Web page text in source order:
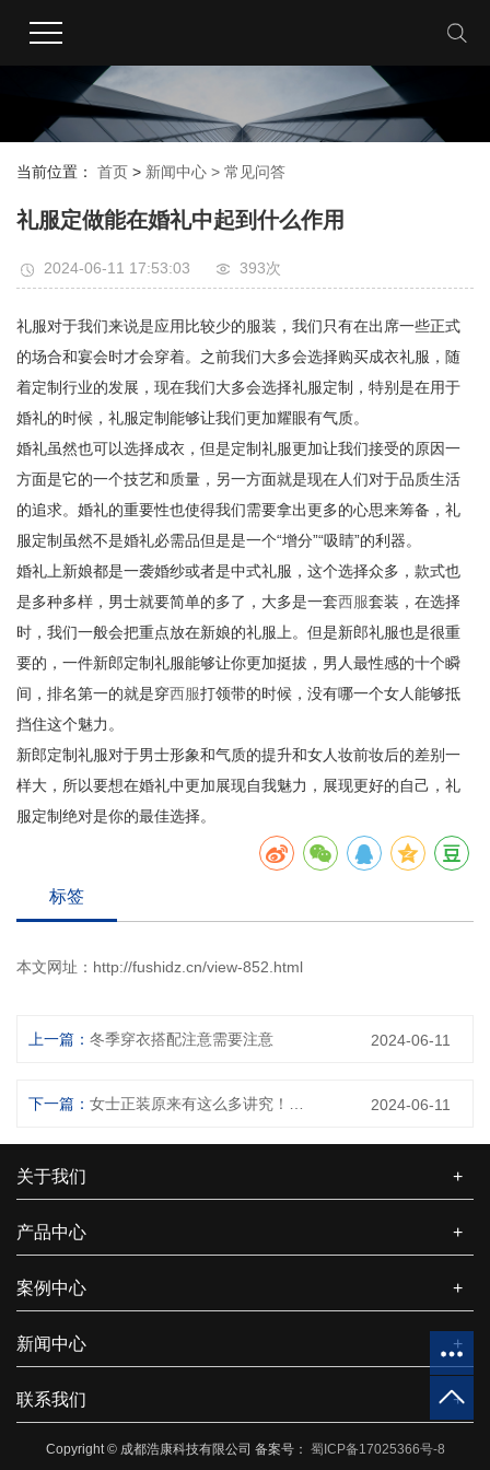
当前位置： 首页 > 新闻中心 > 常见问答
礼服定做能在婚礼中起到什么作用
2024-06-11 17:53:03 393次
礼服对于我们来说是应用比较少的服装，我们只有在出席一些正式
的场合和宴会时才会穿着。之前我们大多会选择购买成衣礼服，随
着定制行业的发展，现在我们大多会选择礼服定制，特别是在用于
婚礼的时候，礼服定制能够让我们更加耀眼有气质。
婚礼虽然也可以选择成衣，但是定制礼服更加让我们接受的原因一
方面是它的一个技艺和质量，另一方面就是现在人们对于品质生活
的追求。婚礼的重要性也使得我们需要拿出更多的心思来筹备，礼
服定制虽然不是婚礼必需品但是是一个“增分”“吸睛”的利器。
婚礼上新娘都是一袭婚纱或者是中式礼服，这个选择众多，款式也
是多种多样，男士就要简单的多了，大多是一套西服套装，在选择
时，我们一般会把重点放在新娘的礼服上。但是新郎礼服也是很重
要的，一件新郎定制礼服能够让你更加挺拔，男人最性感的十个瞬
间，排名第一的就是穿西服打领带的时候，没有哪一个女人能够抵
挡住这个魅力。
新郎定制礼服对于男士形象和气质的提升和女人妆前妆后的差别一
样大，所以要想在婚礼中更加展现自我魅力，展现更好的自己，礼
服定制绝对是你的最佳选择。
标签
本文网址： http://fushidz.cn/view-852.html
上一篇： 冬季穿衣搭配注意需要注意 2024-06-11
下一篇： 2024-06-11
关于我们 +
产品中心 +
案例中心 +
新闻中心 +
联系我们 +
Copyright © 成都浩康科技有限公司 备案号： 蜀ICP备17025366号-8